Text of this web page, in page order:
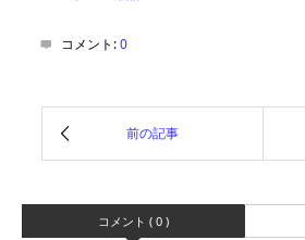
コメント:0
コメント ( 0 )